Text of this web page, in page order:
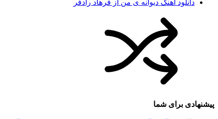
دانلود آهنگ دیوانه ی من از فرهاد رادفر
پیشنهادی برای شما